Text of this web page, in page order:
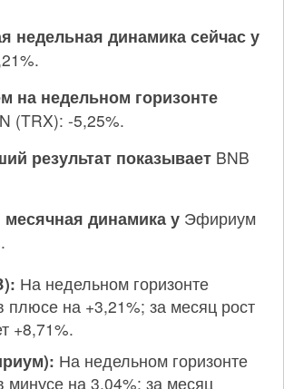
недельная динамика сейчас у
на недельном горизонте
(TRX): -5,25%.
результат показывает BNB
динамика у Эфириум
На недельном горизонте
плюсе на +3,21%; за месяц рост
+8,71%.
На недельном горизонте
минусе на 3,04%; за месяц